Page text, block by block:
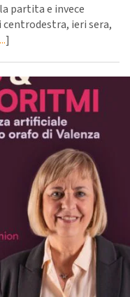
partita e invece
ieri sera,
...]